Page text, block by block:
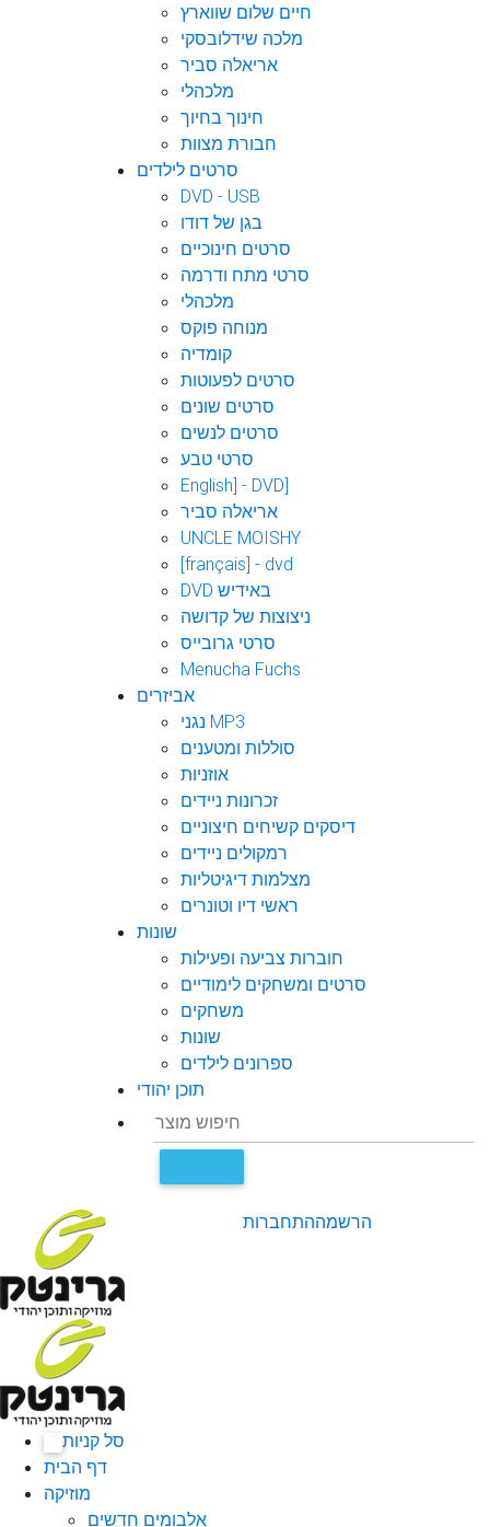
חיים שלום שווארץ
מלכה שידלובסקי
אריאלה סביר
מלכהלי
חינוך בחיוך
חבורת מצוות
סרטים לילדים
DVD - USB
בגן של דודו
סרטים חינוכיים
סרטי מתח ודרמה
מלכהלי
מנוחה פוקס
קומדיה
סרטים לפעוטות
סרטים שונים
סרטים לנשים
סרטי טבע
English] - DVD]
אריאלה סביר
UNCLE MOISHY
[français] - dvd
DVD באידיש
ניצוצות של קדושה
סרטי גרובייס
Menucha Fuchs
אביזרים
נגני MP3
סוללות ומטענים
אוזניות
זכרונות ניידים
דיסקים קשיחים חיצוניים
רמקולים ניידים
מצלמות דיגיטליות
ראשי דיו וטונרים
שונות
חוברות צביעה ופעילות
סרטים ומשחקים לימודיים
משחקים
שונות
ספרונים לילדים
תוכן יהודי
התחברותהרשמה
סל קניות
דף הבית
מוזיקה
אלבומים חדשים